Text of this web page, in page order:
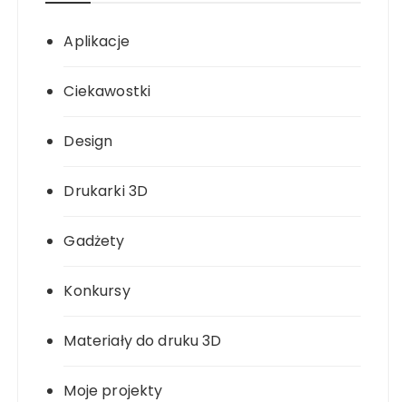
Aplikacje
Ciekawostki
Design
Drukarki 3D
Gadżety
Konkursy
Materiały do druku 3D
Moje projekty